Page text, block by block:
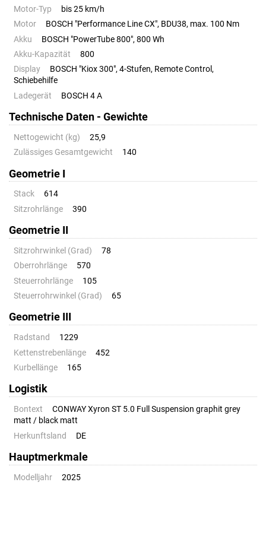
Motor-Typ
bis 25 km/h
Motor
BOSCH "Performance Line CX", BDU38, max. 100 Nm
Akku
BOSCH "PowerTube 800", 800 Wh
Akku-Kapazität
800
Display
BOSCH "Kiox 300", 4-Stufen, Remote Control,
Schiebehilfe
Ladegerät
BOSCH 4 A
Technische Daten - Gewichte
Nettogewicht (kg)
25,9
Zulässiges Gesamtgewicht
140
Geometrie I
Stack
614
Sitzrohrlänge
390
Geometrie II
Sitzrohrwinkel (Grad)
78
Oberrohrlänge
570
Steuerrohrlänge
105
Steuerrohrwinkel (Grad)
65
Geometrie III
Radstand
1229
Kettenstrebenlänge
452
Kurbellänge
165
Logistik
Bontext
CONWAY Xyron ST 5.0 Full Suspension graphit grey
matt / black matt
Herkunftsland
DE
Hauptmerkmale
Modelljahr 2025